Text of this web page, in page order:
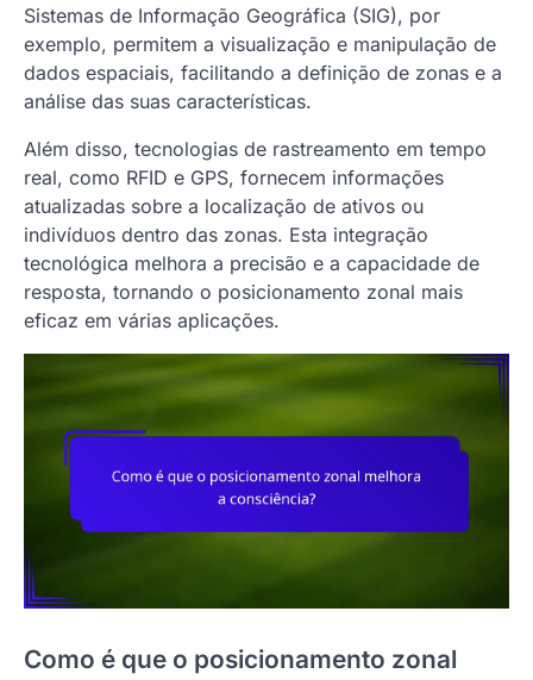
Sistemas de Informação Geográfica (SIG), por
exemplo, permitem a visualização e manipulação de
dados espaciais, facilitando a definição de zonas e a
análise das suas características.
Além disso, tecnologias de rastreamento em tempo
real, como RFID e GPS, fornecem informações
atualizadas sobre a localização de ativos ou
indivíduos dentro das zonas. Esta integração
tecnológica melhora a precisão e a capacidade de
resposta, tornando o posicionamento zonal mais
eficaz em várias aplicações.
Como é que o posicionamento zonal